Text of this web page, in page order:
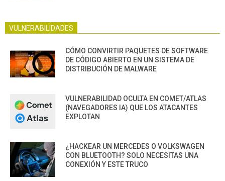
VULNERABILIDADES
CÓMO CONVIRTIR PAQUETES DE SOFTWARE
DE CÓDIGO ABIERTO EN UN SISTEMA DE
DISTRIBUCIÓN DE MALWARE
VULNERABILIDAD OCULTA EN COMET/ATLAS
(NAVEGADORES IA) QUE LOS ATACANTES
EXPLOTAN
¿HACKEAR UN MERCEDES O VOLKSWAGEN
CON BLUETOOTH? SOLO NECESITAS UNA
CONEXIÓN Y ESTE TRUCO